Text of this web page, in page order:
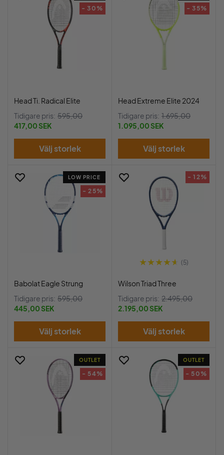
- 30%
Head Ti. Radical Elite
Tidigare pris: 595,00
417,00 SEK
Välj storlek
- 35%
Head Extreme Elite 2024
Tidigare pris: 1.695,00
1.095,00 SEK
Välj storlek
LOW PRICE
- 25%
Babolat Eagle Strung
Tidigare pris: 595,00
445,00 SEK
Välj storlek
- 12%
(5)
Wilson Triad Three
Tidigare pris: 2.495,00
2.195,00 SEK
Välj storlek
OUTLET
- 54%
OUTLET
- 50%